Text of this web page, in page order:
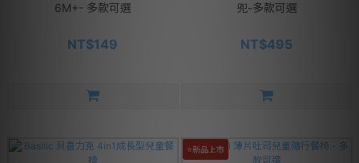
6M+- 多款可選
NT$149
兜-多款可選
NT$495
⭐新品上市